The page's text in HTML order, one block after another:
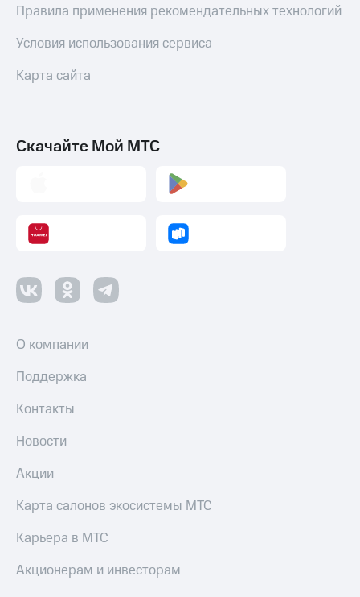
Правила применения рекомендательных технологий
Условия использования сервиса
Карта сайта
Скачайте Мой МТС
О компании
Поддержка
Контакты
Новости
Акции
Карта салонов экосистемы МТС
Карьера в МТС
Акционерам и инвесторам